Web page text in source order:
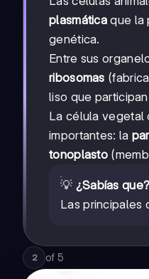
plasmática que la
genética.
Entre sus
ribosomas
liso que
La célula vegetal
importantes: la
tonoplasto
💡 ¿Sabías que?
Las principales
2 of 5